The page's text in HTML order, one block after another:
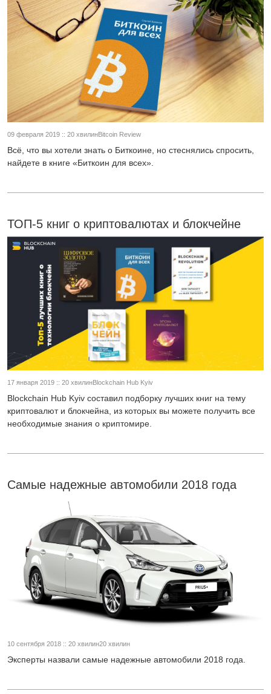
09 февраля 2019 :: 20 хвилинBitcoin Review
Всё, что вы хотели знать о Биткоине, но стеснялись спросить,
найдете в книге «Биткоин для всех».
ТОП-5 книг о криптовалютах и блокчейне
17 января 2019 :: 20 хвилинBlockchain Hub Kyiv
Blockchain Hub Kyiv составил подборку лучших книг на тему
криптовалют и блокчейна, из которых вы можете получить все
необходимые знания о криптомире.
Самые надежные автомобили 2018 года
10 сентября 2018 :: 20 хвилин20 хвилин
Эксперты назвали самые надежные автомобили 2018 года.